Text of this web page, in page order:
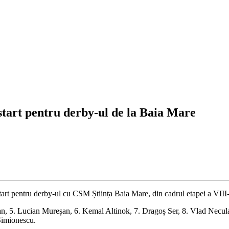
pentru derby-ul de la Baia Mare
pentru derby-ul cu CSM Știința Baia Mare, din cadrul etapei a
5. Lucian Mureșan, 6. Kemal Altinok, 7. Dragoș Ser, 8. Vlad